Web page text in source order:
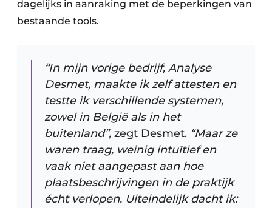
dagelijks in aanraking met de beperkingen van
bestaande tools.
“In mijn vorige bedrijf, Analyse
Desmet, maakte ik zelf attesten en
testte ik verschillende systemen,
zowel in België als in het
buitenland”, zegt Desmet. “Maar ze
waren traag, weinig intuïtief en
vaak niet aangepast aan hoe
plaatsbeschrijvingen in de praktijk
écht verlopen. Uiteindelijk dacht ik: